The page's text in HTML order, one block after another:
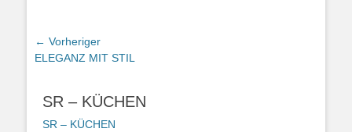
Beitragsnavigation
← Vorheriger
Vorheriger
ELEGANZ MIT STIL
SR – KÜCHEN
SR – KÜCHEN